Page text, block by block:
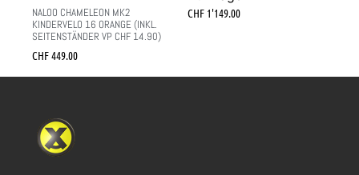
NALOO CHAMELEON MK2
KINDERVELO 16 ORANGE (INKL.
SEITENSTÄNDER VP CHF 14.90)
CHF449.00
CHF 1'149.00